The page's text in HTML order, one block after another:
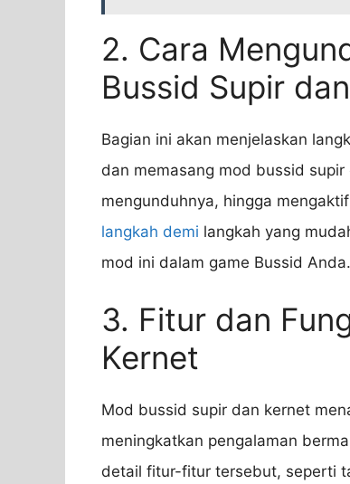
2. Cara
Bussid Supir
Bagian ini akan menjelaskan
dan memasang mod bussid
mengunduhnya, hingga
langkah demi langkah yang
mod ini dalam game Bussid Anda.
3. Fitur dan
Kernet
Mod bussid supir dan kernet
meningkatkan pengalaman
detail fitur-fitur tersebut, seperti